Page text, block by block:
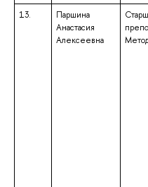
13.
Паршина
Анастасия
Алексеевна